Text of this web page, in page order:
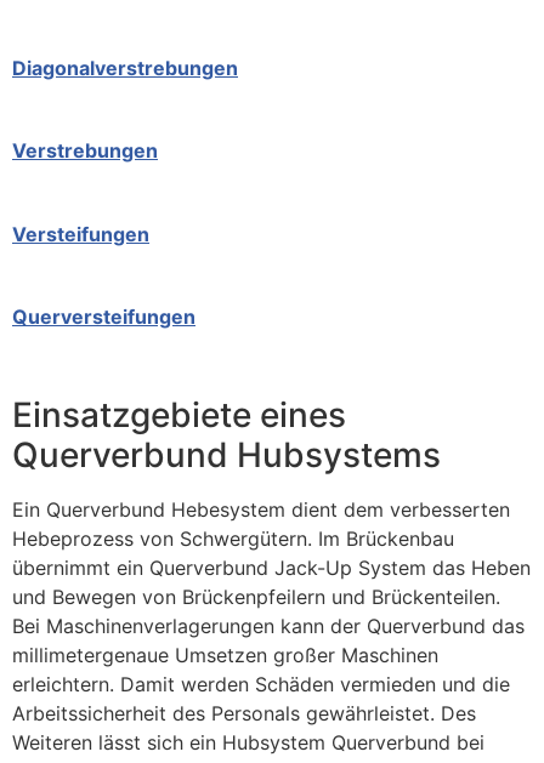
Diagonalverstrebungen
Verstrebungen
Versteifungen
Querversteifungen
Einsatzgebiete eines
Querverbund Hubsystems
Ein Querverbund Hebesystem dient dem verbesserten
Hebeprozess von Schwergütern. Im Brückenbau
übernimmt ein Querverbund Jack-Up System das Heben
und Bewegen von Brückenpfeilern und Brückenteilen.
Bei Maschinenverlagerungen kann der Querverbund das
millimetergenaue Umsetzen großer Maschinen
erleichtern. Damit werden Schäden vermieden und die
Arbeitssicherheit des Personals gewährleistet. Des
Weiteren lässt sich ein Hubsystem Querverbund bei